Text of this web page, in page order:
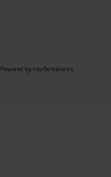
Powered by nopCommerce